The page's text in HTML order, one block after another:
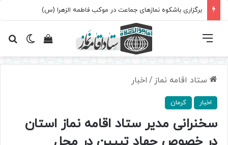
برگزاری باشکوه نمازهای جماعت در موکب فاطمه الزهرا (س)
تغییرمشاهده فهرست
ستاد اقامه نماز / اخبار
اخبار کرمان
سخنرانی مدیر ستاد اقامه نماز استان